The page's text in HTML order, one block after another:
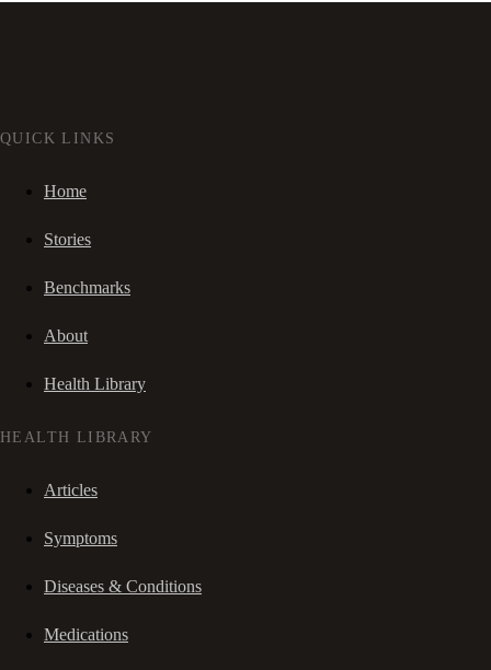
QUICK LINKS
Home
Stories
Benchmarks
About
Health Library
HEALTH LIBRARY
Articles
Symptoms
Diseases & Conditions
Medications